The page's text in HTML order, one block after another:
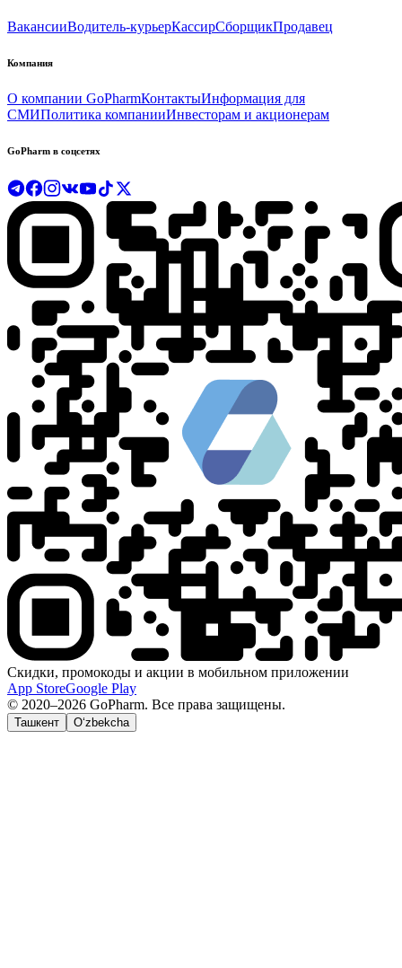
ВакансииВодитель-курьерКассирСборщикПродавец
Компания
О компании GoPharmКонтактыИнформация для
СМИПолитика компанииИнвесторам и акционерам
GoPharm в соцсетях
Скидки, промокоды и акции в мобильном приложении
App StoreGoogle Play
© 2020–2026 GoPharm. Все права защищены.
Ташкент O‘zbekcha